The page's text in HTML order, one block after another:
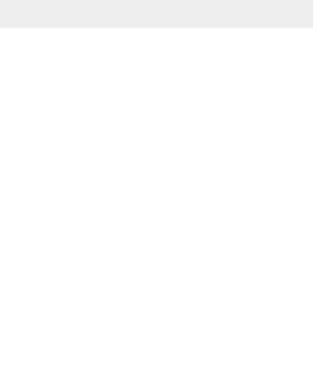
140 млрд рублей до 2024 года на
3652.ru. "Мы обратились к
программа для Республики Крым. Мы
ремонт и реконструкцию дорог в
отметил, что эта позиция властей
ведется подготовка рабочего
софинансированпе будет со стороны
40% дорожного покрытия к 2024
планы, которые можно выполнить", -
на ремонт дорог в Крыму Более